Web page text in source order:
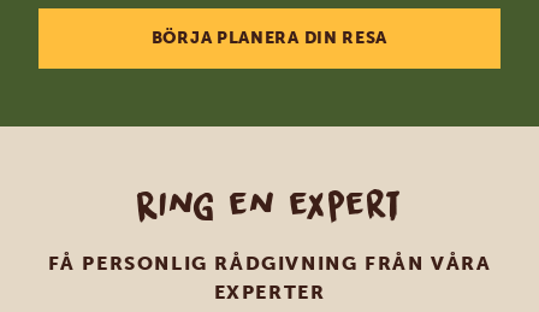
BÖRJA PLANERA DIN RESA
Ring en expert
FÅ PERSONLIG RÅDGIVNING FRÅN VÅRA
EXPERTER